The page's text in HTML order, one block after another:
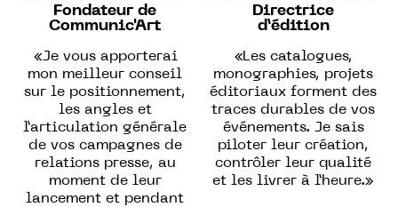
Fondateur de
Communic'Art
«Je vous apporterai
mon meilleur conseil
sur le positionnement,
les angles et
l’articulation générale
de vos campagnes de
relations presse, au
moment de leur
lancement et pendant
Directrice
d’édition
«Les catalogues,
monographies, projets
éditoriaux forment des
traces durables de vos
événements. Je sais
piloter leur création,
contrôler leur qualité
et les livrer à l’heure.»